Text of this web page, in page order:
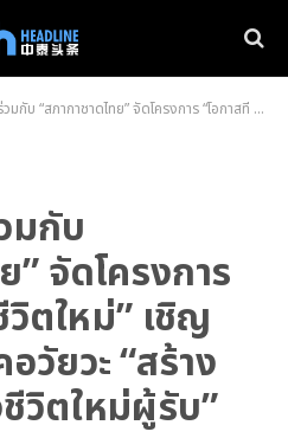
ทย” จัดโครงการ “โอกาสที่ 2 = ชีวิตใหม่” เชิญชวนร่วมบริจาคอวัยวะ “สร้างกุศลผู้ให้ สร้างชีวิตใหม่ผู้รับ”
มกับ
” จัดโครงการ
วิตใหม่” เชิญ
วัยวะ “สร้าง
วิตใหม่ผู้รับ”